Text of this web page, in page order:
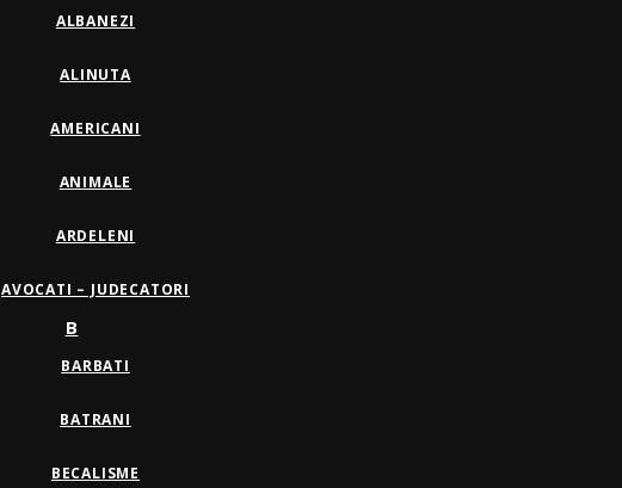
ALBANEZI
ALINUTA
AMERICANI
ANIMALE
ARDELENI
AVOCATI – JUDECATORI
B
BARBATI
BATRANI
BECALISME